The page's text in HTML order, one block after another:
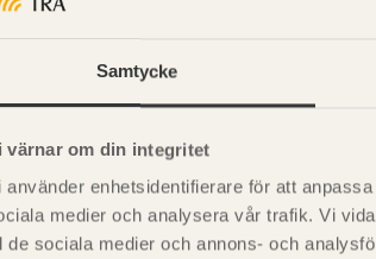
Samtycke
värnar om din integritet
använder enhetsidentifierare för att
medier och analysera vår trafik. Vi
de sociala medier och annons- och
är svensk
för att beskriva